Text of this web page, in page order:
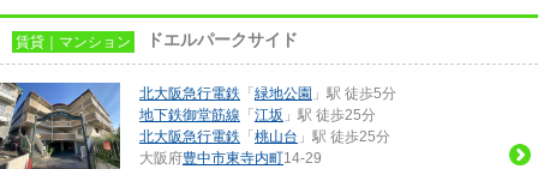
賃貸｜マンション ドエルパークサイド
北大阪急行電鉄 「 緑地公園 」駅 徒歩5分
地下鉄御堂筋線 「 江坂 」駅 徒歩25分
北大阪急行電鉄 「 桃山台 」駅 徒歩25分
大阪府豊中市東寺内町14-29